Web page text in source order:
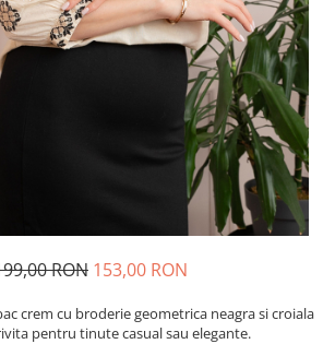
RON 153,00 RON
crem cu broderie geometrica neagra si croiala
pentru tinute casual sau elegante.